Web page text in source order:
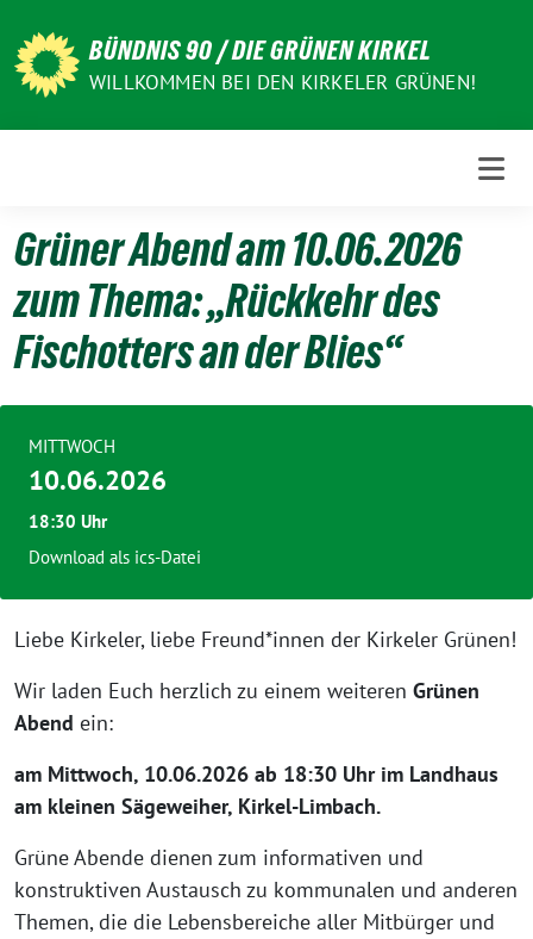
zum
Inhalt
BÜNDNIS 90 / DIE GRÜNEN KIRKEL
WILLKOMMEN BEI DEN KIRKELER GRÜNEN!
Grüner Abend am 10.06.2026
zum Thema: „Rückkehr des
Fischotters an der Blies“
Liebe Kirkeler, liebe Freund*innen der Kirkeler Grünen!
Wir laden Euch herzlich zu einem weiteren Grünen
Abend ein:
am Mittwoch, 10.06.2026 ab 18:30 Uhr im Landhaus
am kleinen Sägeweiher, Kirkel-Limbach.
Grüne Abende dienen zum informativen und
konstruktiven Austausch zu kommunalen und anderen
Themen, die die Lebensbereiche aller Mitbürger und
MITTWOCH
10.06.2026
18:30 Uhr
Download als ics-Datei